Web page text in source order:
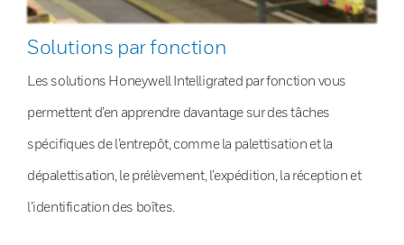
Solutions par fonction
Les solutions Honeywell Intelligrated par fonction vous
permettent d’en apprendre davantage sur des tâches
spécifiques de l’entrepôt, comme la palettisation et la
dépalettisation, le prélèvement, l’expédition, la réception et
l’identification des boîtes.